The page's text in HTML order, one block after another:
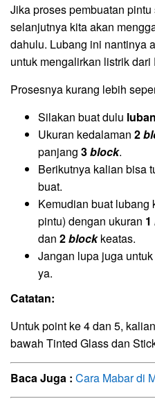
Jika proses pembuatan
selanjutnya kita akan
dahulu. Lubang ini nantinya
untuk mengalirkan listrik dari
Prosesnya kurang lebih
Silakan buat dulu
Ukuran kedalaman 2
panjang 3block.
Berikutnya kalian bisa
buat.
Kemudian buat lubang
pintu) dengan ukuran 1
dan 2blockkeatas.
Jangan lupa juga
ya.
Catatan:
Untuk point ke 4 dan 5,
bawah Tinted Glass dan
Baca Juga : Cara Mabar di